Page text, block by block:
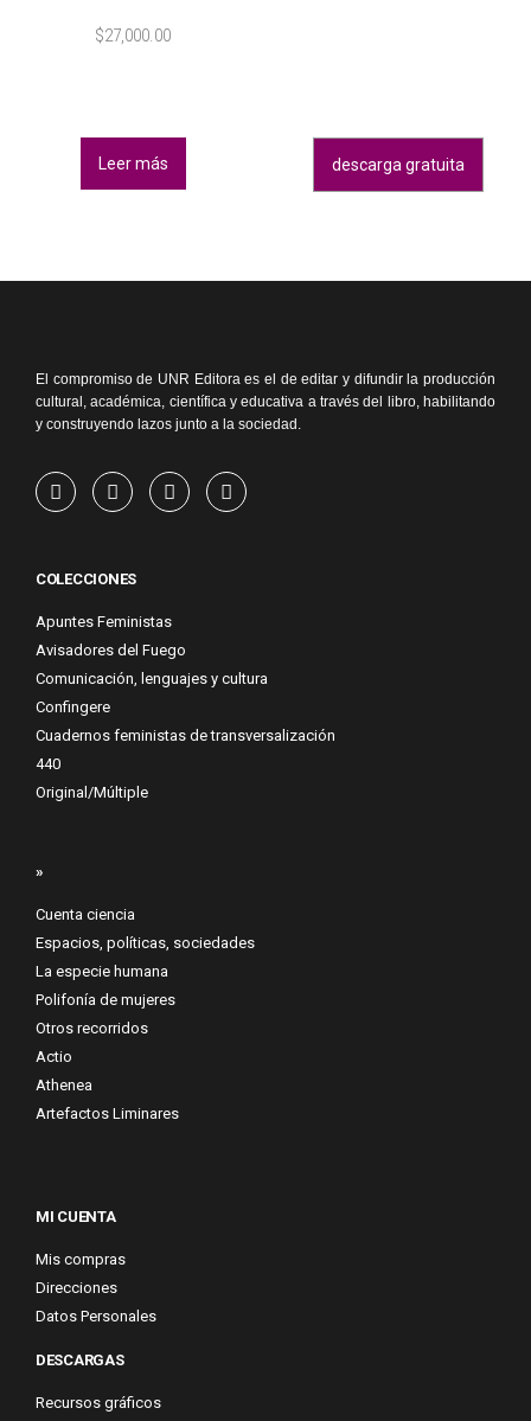
$27,000.00
Leer más descarga gratuita
El compromiso de UNR Editora es el de editar y difundir la producción
cultural, académica, científica y educativa a través del libro, habilitando
y construyendo lazos junto a la sociedad.
COLECCIONES
Apuntes Feministas
Avisadores del Fuego
Comunicación, lenguajes y cultura
Confingere
Cuadernos feministas de transversalización
440
Original/Múltiple
»
Cuenta ciencia
Espacios, políticas, sociedades
La especie humana
Polifonía de mujeres
Otros recorridos
Actio
Athenea
Artefactos Liminares
MI CUENTA
Mis compras
Direcciones
Datos Personales
DESCARGAS
Recursos gráficos